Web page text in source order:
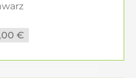
€